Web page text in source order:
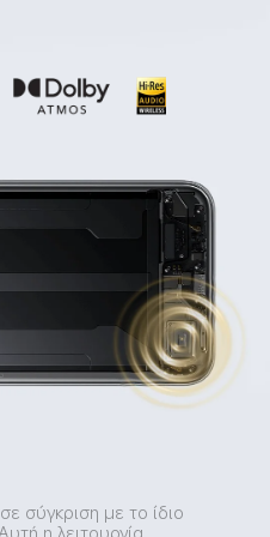
σύγκριση με το ίδιο